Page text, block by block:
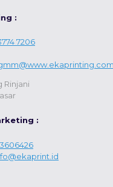
:
7206
Rinjani
: